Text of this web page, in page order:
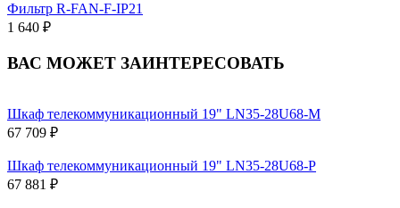
Фильтр R-FAN-F-IP21
1 640 ₽
ВАС МОЖЕТ ЗАИНТЕРЕСОВАТЬ
Шкаф телекоммуникационный 19" LN35-28U68-M
67 709 ₽
Шкаф телекоммуникационный 19" LN35-28U68-P
67 881 ₽